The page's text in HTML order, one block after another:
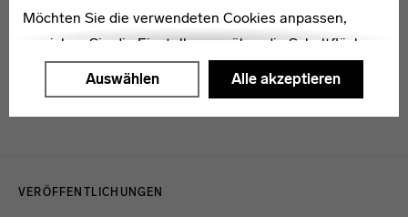
Möchten Sie die verwendeten Cookies anpassen,
erreichen Sie die Einstellungen über die Schaltfläche
"Auswählen".
Auswählen Alle akzeptieren
VERÖFFENTLICHUNGEN